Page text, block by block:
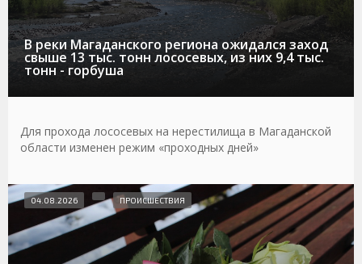
В реки Магаданского региона ожидался заход
свыше 13 тыс. тонн лососевых, из них 9,4 тыс.
тонн - горбуша
Для прохода лососевых на нерестилища в Магаданской
области изменен режим «проходных дней»
04.08.2026 ПРОИСШЕСТВИЯ